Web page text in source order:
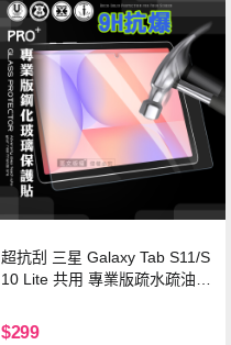
超抗刮 三星 Galaxy Tab S11/S
10 Lite 共用 專業版疏水疏油9
$299